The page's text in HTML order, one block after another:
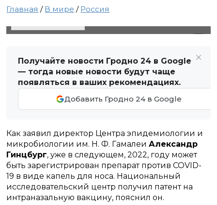
Главная / В мире / Россия
Получайте новости Гродно 24 в Google
— тогда новые новости будут чаще
появляться в ваших рекомендациях.
Добавить Гродно 24 в Google
Как заявил директор Центра эпидемиологии и
микробиологии им. Н. Ф. ГамалеиАлександр
Гинцбург, уже в следующем, 2022, году может
быть зарегистрирован препарат против COVID-
19 в виде капель для носа. Национальный
исследовательский центр получил патент на
интраназальную вакцину, пояснил он.